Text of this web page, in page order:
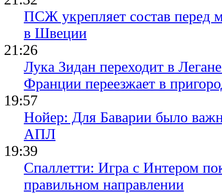
ПСЖ укрепляет состав перед
в Швеции
21:26
Лука Зидан переходит в
Франции переезжает в
19:57
Нойер: Для Баварии было
АПЛ
19:39
Спаллетти: Игра с Интером
правильном направлении